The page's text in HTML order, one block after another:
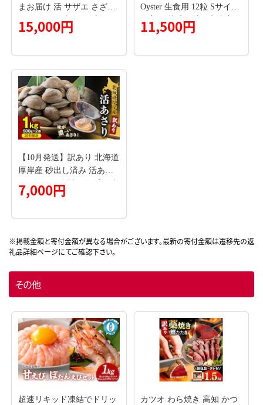
まお届け 活 サザエ さざえ
貝 魚介 魚介類 海鮮 刺身
つぼ焼き 厳選 冷蔵 冷蔵配
15,000円
Oyster 生食用 12粒 Sサイズ
袋入り 株式会社勇和水産
《45日以内に出荷予定(土日
11,500円
【10月発送】訳あり 北海道
厚岸産 砂出し済み 活あさ
り 500g×2 (合計1kg) 【厚岸
海産】[ アサリ 魚貝 海鮮
7,000円
その他
超速リキッド凍結でドリッ
カツオ わら焼き 高知 かつ